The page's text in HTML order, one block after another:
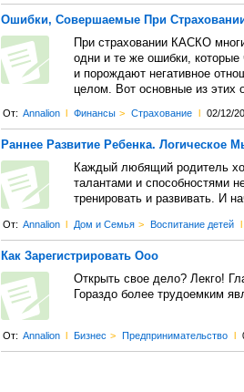
Ошибки, Совершаемые При
При страховании КАСКО
одни и те же ошибки, которые
и порождают негативное
целом. Вот основные из этих
От: Annalion l Финансы > Страхование l 02/12/
Раннее Развитие Ребенка. Логическое
Каждый любящий родитель
талантами и способностями
тренировать и развивать. И
От: Annalion l Дом и Семья > Воспитание детей l
Как Зарегистрировать Ооо
Открыть свое дело? Лекго!
Гораздо более трудоемким
От: Annalion l Бизнес > Предпринимательство l